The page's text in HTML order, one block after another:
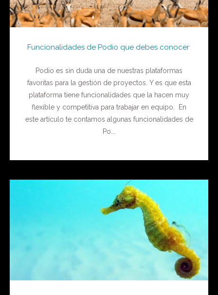
Funcionalidades de Podio que debes conocer
Podio es sin duda una de nuestras plataformas
favoritas para la gestión de proyectos. Y es que esta
plataforma tiene funcionalidades que la hacen muy
flexible y competitiva para trabajar en equipo. En
este artículo te contamos algunas funcionalidades de
Po...